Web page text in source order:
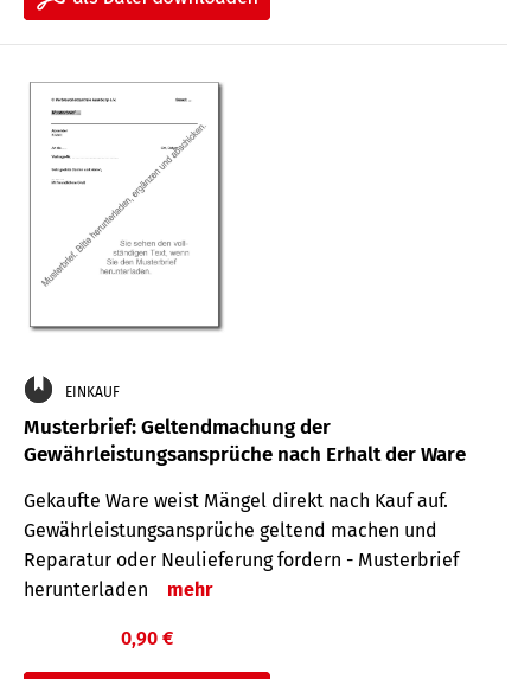
EINKAUF
Musterbrief: Geltendmachung der
Gewährleistungsansprüche nach Erhalt der Ware
Gekaufte Ware weist Mängel direkt nach Kauf auf.
Gewährleistungsansprüche geltend machen und
Reparatur oder Neulieferung fordern - Musterbrief
herunterladen
mehr
0,90 €